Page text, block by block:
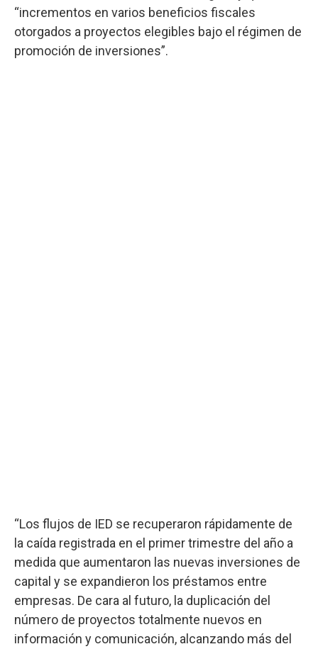
“incrementos en varios beneficios fiscales
otorgados a proyectos elegibles bajo el régimen de
promoción de inversiones”.
“Los flujos de IED se recuperaron rápidamente de
la caída registrada en el primer trimestre del año a
medida que aumentaron las nuevas inversiones de
capital y se expandieron los préstamos entre
empresas. De cara al futuro, la duplicación del
número de proyectos totalmente nuevos en
información y comunicación, alcanzando más del